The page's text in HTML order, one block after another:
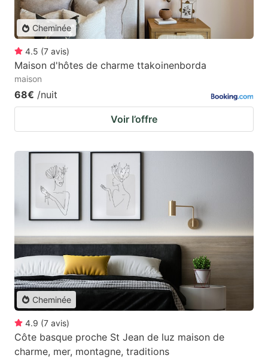
Cheminée
4.5 (7 avis)
Maison d'hôtes de charme ttakoinenborda
maison
68€ /nuit
Voir l’offre
Cheminée
4.9 (7 avis)
Côte basque proche St Jean de luz maison de
charme, mer, montagne, traditions